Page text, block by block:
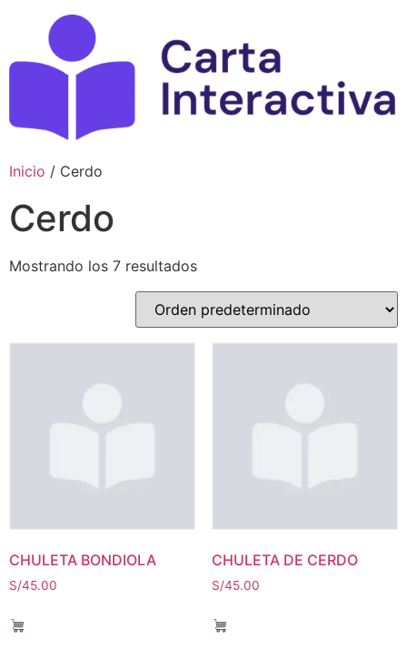
contenido
Inicio / Cerdo
Cerdo
Mostrando los 7 resultados
CHULETA BONDIOLA
S/45.00
CHULETA DE CERDO
S/45.00